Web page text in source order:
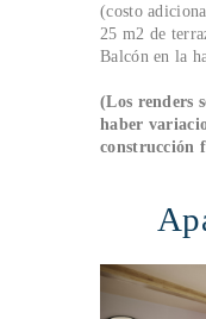
(costo
25 m2 de
Balcón en la
(Los renders
haber
construcción